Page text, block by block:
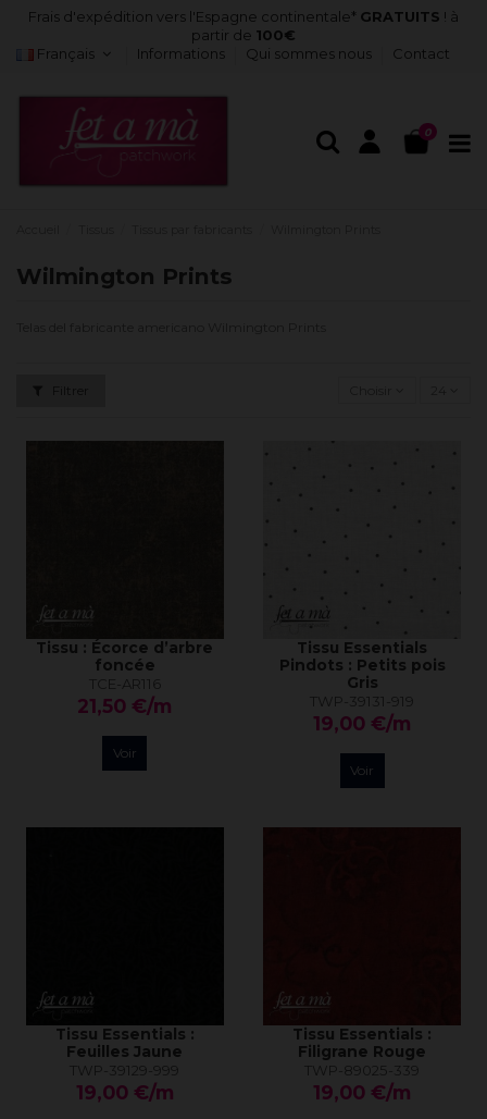
Frais d'expédition vers l'Espagne continentale* GRATUITS ! à
partir de 100€
Français
Informations Qui sommes nous Contact
0
Wilmington Prints
Tissu : Écorce d’arbre
foncée
TCE-AR116
21,50 €/m
Voir
Tissu Essentials
Pindots : Petits pois
Gris
TWP-39131-919
19,00 €/m
Voir
Tissu Essentials :
Feuilles Jaune
TWP-39129-999
19,00 €/m
Tissu Essentials :
Filigrane Rouge
TWP-89025-339
19,00 €/m